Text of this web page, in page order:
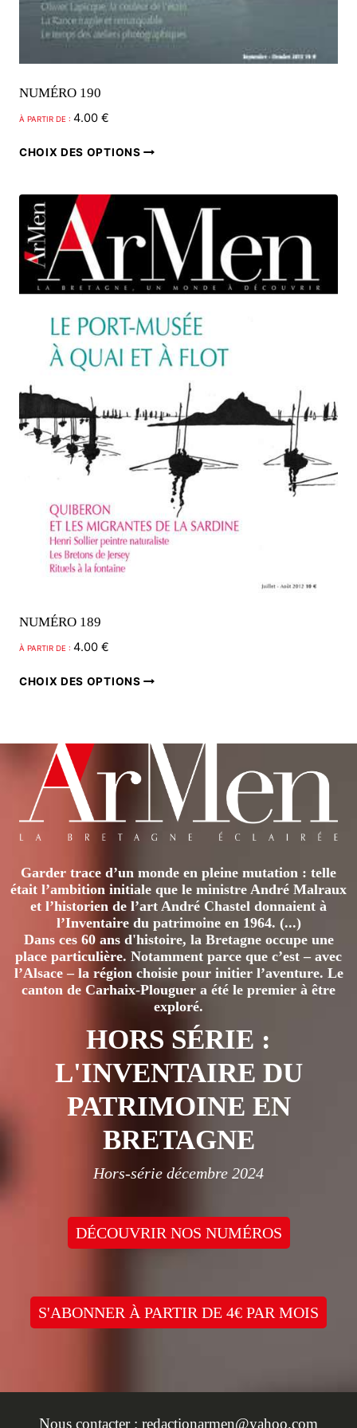
NUMÉRO 190
À PARTIR DE : 4.00 €
CHOIX DES OPTIONS
a
plusieurs
variations.
Les
options
être
choisies
sur
page
du
produit
NUMÉRO 189
À PARTIR DE : 4.00 €
CHOIX DES OPTIONS
plusieurs
variations.
Les
options
peuvent
choisies
sur
la
page
du
produit
Garder trace d’un monde en pleine mutation : telle
était l’ambition initiale que le ministre André Malraux
et l’historien de l’art André Chastel donnaient à
l’Inventaire du patrimoine en 1964. (...)
Dans ces 60 ans d'histoire, la Bretagne occupe une
place particulière. Notamment parce que c’est – avec
l’Alsace – la région choisie pour initier l’aventure. Le
canton de Carhaix-Plouguer a été le premier à être
exploré.
HORS SÉRIE :
L'INVENTAIRE DU
PATRIMOINE EN
BRETAGNE
Hors-série décembre 2024
DÉCOUVRIR NOS NUMÉROS
S'ABONNER À PARTIR DE 4€ PAR MOIS
Nous contacter : redactionarmen@yahoo.com